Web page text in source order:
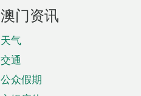
澳门资讯
天气
交通
公众假期